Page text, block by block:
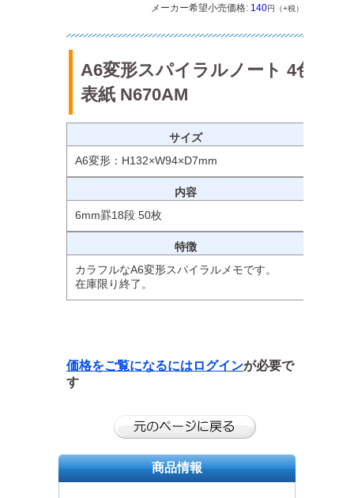
メーカー希望小売価格: 140円（+税）
A6変形スパイラルノート 4色
表紙 N670AM
サイズ
A6変形：H132×W94×D7mm
内容
6mm罫18段 50枚
特徴
カラフルなA6変形スパイラルメモです。
在庫限り終了。
価格をご覧になるには ログインが必要で
す
商品情報